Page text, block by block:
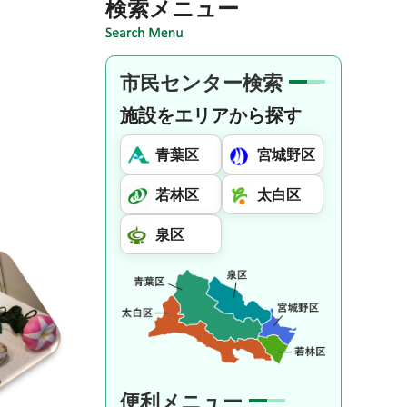
検索メニュー
市民センター検索
施設をエリアから探す
青葉区 宮城野区
若林区 太白区
泉区
便利メニュー